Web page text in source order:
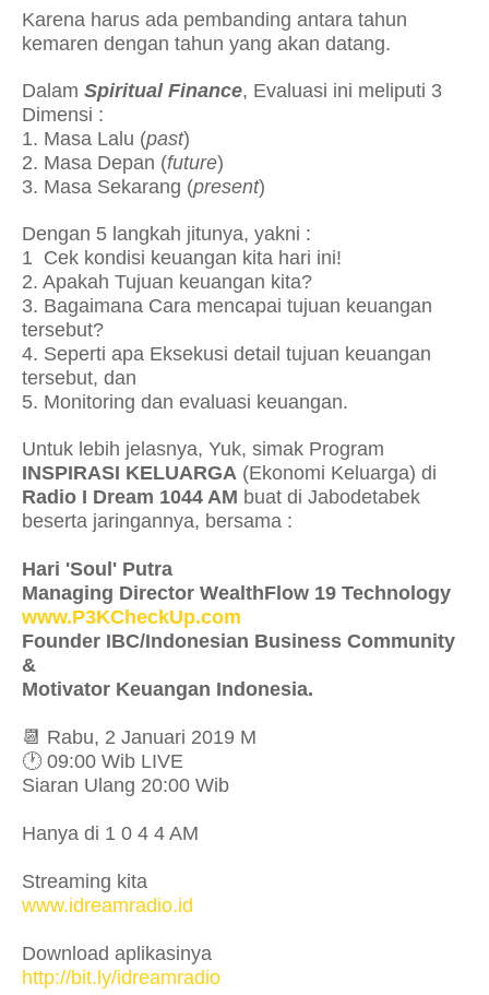
Karena harus ada pembanding antara tahun
kemaren dengan tahun yang akan datang.
Dalam Spiritual Finance, Evaluasi ini meliputi 3
Dimensi :
1. Masa Lalu (past)
2. Masa Depan (future)
3. Masa Sekarang (present)
Dengan 5 langkah jitunya, yakni :
1 Cek kondisi keuangan kita hari ini!
2. Apakah Tujuan keuangan kita?
3. Bagaimana Cara mencapai tujuan keuangan
tersebut?
4. Seperti apa Eksekusi detail tujuan keuangan
tersebut, dan
5. Monitoring dan evaluasi keuangan.
Untuk lebih jelasnya, Yuk, simak Program
INSPIRASI KELUARGA (Ekonomi Keluarga) di
Radio I Dream 1044 AM buat di Jabodetabek
beserta jaringannya, bersama :
Hari 'Soul' Putra
Managing Director WealthFlow 19 Technology
www.P3KCheckUp.com
Founder IBC/Indonesian Business Community
&
Motivator Keuangan Indonesia.
📆 Rabu, 2 Januari 2019 M
🕐 09:00 Wib LIVE
Siaran Ulang 20:00 Wib
Hanya di 1 0 4 4 AM
Streaming kita
www.idreamradio.id
Download aplikasinya
http://bit.ly/idreamradio